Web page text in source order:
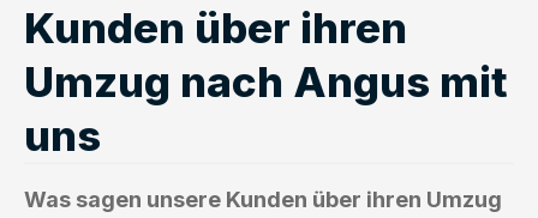
Kunden über ihren
Umzug nach Angus mit
uns
Was sagen unsere Kunden über ihren Umzug